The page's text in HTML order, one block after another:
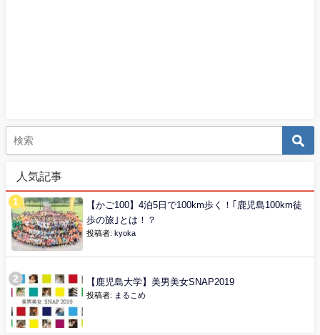
人気記事
【かご100】4泊5日で100km歩く！｢鹿児島100km徒
歩の旅｣とは！？
投稿者: kyoka
【鹿児島大学】美男美女SNAP2019
投稿者: まるこめ